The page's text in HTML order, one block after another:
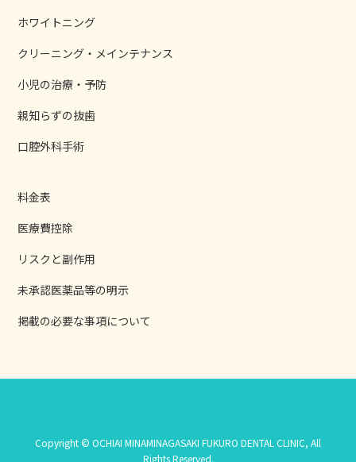
ホワイトニング
クリーニング・メインテナンス
小児の治療・予防
親知らずの抜歯
口腔外科手術
料金表
医療費控除
リスクと副作用
未承認医薬品等の明示
掲載の必要な事項について
Copyright © OCHIAI MINAMINAGASAKI FUKURO DENTAL CLINIC, All
Rights Reserved.